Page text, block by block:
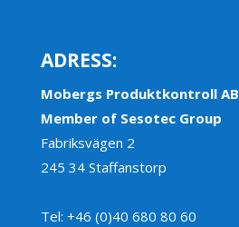
ADRESS:
Mobergs Produktkontroll AB
Member of Sesotec Group
Fabriksvägen 2
245 34 Staffanstorp
Tel: +46 (0)40 680 80 60